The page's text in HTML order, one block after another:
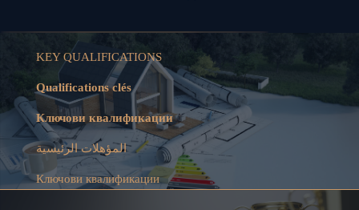
KEY QUALIFICATIONS
Qualifications clés
Ключови квалификации
المؤهلات الرئيسية
Ключови квалификации